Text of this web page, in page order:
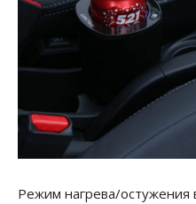
Режим нагрева/остужения